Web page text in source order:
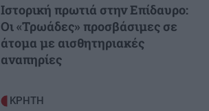
Ιστορική πρωτιά στην Επίδαυρο:
Οι «Τρωάδες» προσβάσιμες σε
άτομα με αισθητηριακές
αναπηρίες
ΚΡΗΤΗ